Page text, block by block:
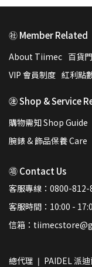
㊓ Member Related
About Tiimec 百貨
VIP 會員制度 紅利點
㊟ Shop & Service
購物需知 Shop Guide
腕錶 & 飾品保養 Care
㊠ Contact Us
客服專線：0800-812-
客服時間：10:00 -
信箱：
總代理 ❘ PAIDEL 派